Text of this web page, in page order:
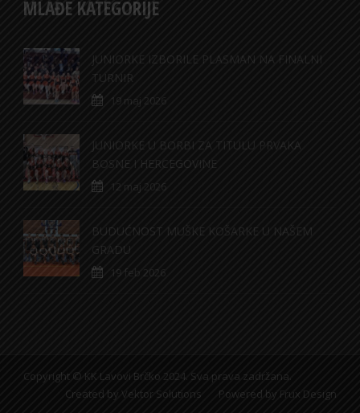
MLAĐE KATEGORIJE
JUNIORKE IZBORILE PLASMAN NA FINALNI
TURNIR
19 maj 2026
JUNIORKE U BORBI ZA TITULU PRVAKA
BOSNE I HERCEGOVINE
12 maj 2026
BUDUĆNOST MUŠKE KOŠARKE U NAŠEM
GRADU
19 feb 2026
Copyright © KK Lavovi Brčko 2024. Sva prava zadržana.
Created by Vektor Solutions Powered by Frux Design